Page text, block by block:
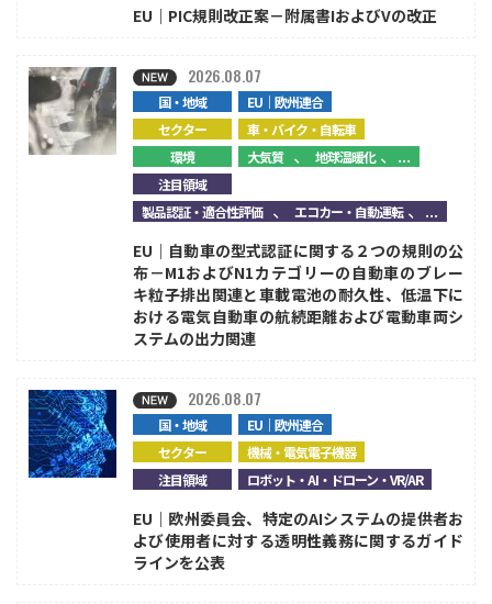
EU｜PIC規則改正案－附属書IおよびVの改正
国・地域
EU｜欧州連合
セクター
車・バイク・自転車
環境
大気質 、地球温暖化、...
注目領域
製品認証・適合性評価 、エコカー・自動運転、...
2026.08.07
EU｜自動車の型式認証に関する２つの規則の公
布－M1およびN1カテゴリーの自動車のブレー
キ粒子排出関連と車載電池の耐久性、低温下に
おける電気自動車の航続距離および電動車両シ
ステムの出力関連
国・地域
EU｜欧州連合
セクター
機械・電気電子機器
注目領域
ロボット・AI・ドローン・VR/AR
2026.08.07
EU｜欧州委員会、特定のAIシステムの提供者お
よび使用者に対する透明性義務に関するガイド
ラインを公表